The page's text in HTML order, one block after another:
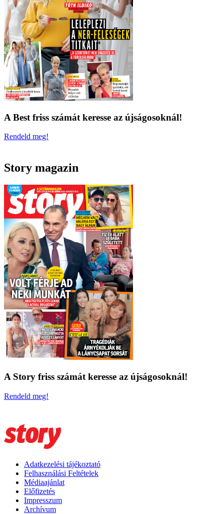
A Best friss számát keresse az újságosoknál!
Rendeld meg!
Story magazin
A Story friss számát keresse az újságosoknál!
Rendeld meg!
Adatkezelési tájékoztató
Felhasználási Feltételek
Médiaajánlat
Előfizetés
Impresszum
Archívum